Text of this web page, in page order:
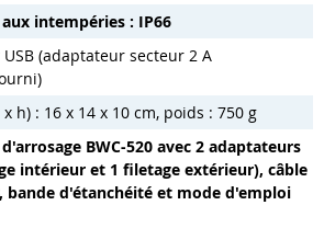
intempéries : IP66
(adaptateur secteur 2 A
h) : 16 x 14 x 10 cm, poids : 750 g
BWC-520 avec 2 adaptateurs
intérieur et 1 filetage extérieur), câble
bande d'étanchéité et mode d'emploi